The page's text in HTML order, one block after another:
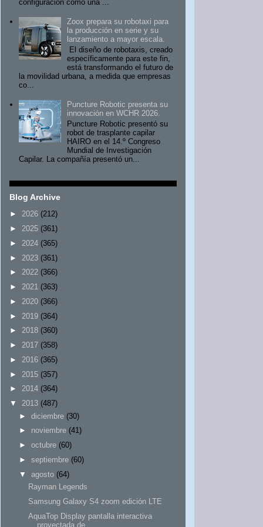
configuración como una ...
Zoox prepara su robotaxi para
la producción en serie y su
lanzamiento a mayor escala.
El diseño de robotaxis, creado
específicamente para este fin,
está transformando el futuro de
la movilidad urbana, a medida que empresas
co...
Puncture Robotic presenta su
innovación en WCHR 2026.
Puncture Robotic presentó su
robot de trasplante capilar
HAIRO en el 14.º Congreso
Mundial de Investigación
Capilar. La compañía presentó un...
Blog Archive
► 2026 (212)
► 2025 (361)
► 2024 (365)
► 2023 (361)
► 2022 (366)
► 2021 (363)
► 2020 (366)
► 2019 (364)
► 2018 (360)
► 2017 (358)
► 2016 (365)
► 2015 (357)
► 2014 (364)
▼
2013 (487)
► diciembre (30)
► noviembre (41)
► octubre (60)
► septiembre (60)
▼
agosto (64)
Rayman Legends
Samsung Galaxy S4 zoom edición LTE
AquaTop Display pantalla interactiva
proyectada de...